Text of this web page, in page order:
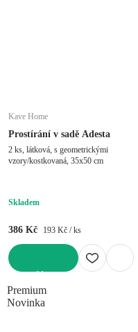
Kave Home
Prostírání v sadě Adesta
2 ks, látková, s geometrickými
vzory/kostkovaná, 35x50 cm
Skladem
386 Kč 193 Kč / ks
Premium
Novinka